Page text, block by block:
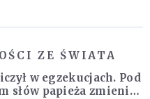
ZE ŚWIATA
w egzekucjach. Pod
słów papieża zmienił